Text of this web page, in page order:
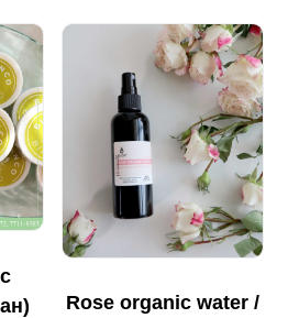
Rose organic water /